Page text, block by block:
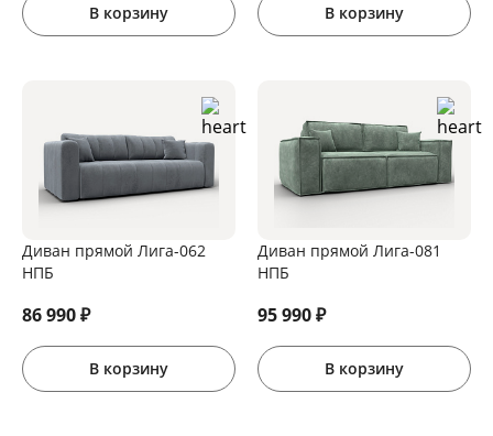
В корзину В корзину
Диван прямой Лига-062
НПБ
86 990₽
В корзину
Диван прямой Лига-081
НПБ
95 990₽
В корзину